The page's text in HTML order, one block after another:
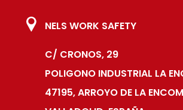
NELS WORK SAFETY
C/ CRONOS, 29
POLIGONO INDUSTRIAL LA
47195, ARROYO DE LA